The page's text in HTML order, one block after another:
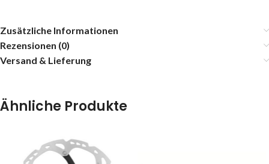
Zusätzliche Informationen
Rezensionen (0)
Versand & Lieferung
Ähnliche Produkte